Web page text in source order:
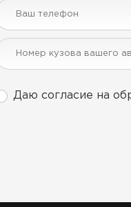
Даю согласие на